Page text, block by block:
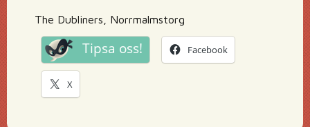
The Dubliners, Norrmalmstorg
Tipsa oss! Facebook
X